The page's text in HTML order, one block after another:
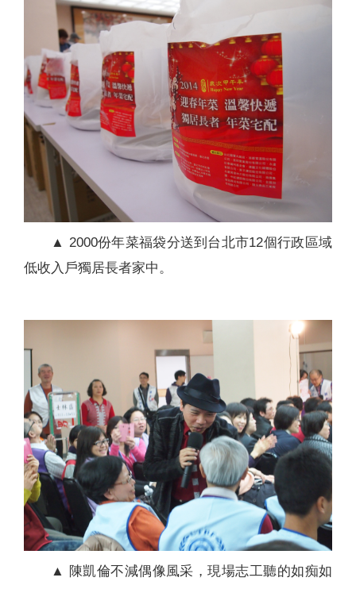
▲ 2000份年菜福袋分送到台北市12個行政區域
低收入戶獨居長者家中。
▲ 陳凱倫不減偶像風采，現場志工聽的如痴如